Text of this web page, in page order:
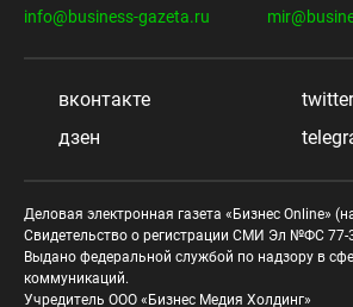
info@business-gazeta.ru
вконтакте
twitter
дзен
Деловая электронная газета «Бизнес Online»
Свидетельство о регистрации СМИ Эл №ФС 77-
Выдано федеральной службой по надзору в
коммуникаций.
Учредитель ООО «Бизнес Медия Холдинг»